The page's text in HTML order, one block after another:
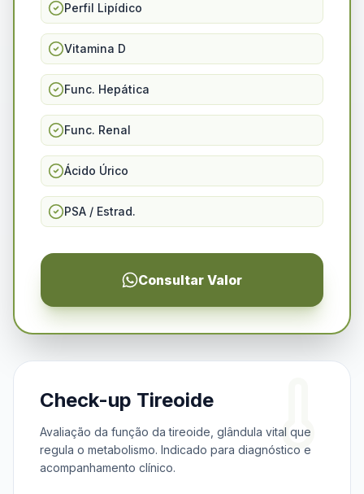
Perfil Lipídico
Vitamina D
Func. Hepática
Func. Renal
Ácido Úrico
PSA / Estrad.
Consultar Valor
Check-up Tireoide
Avaliação da função da tireoide, glândula vital que
regula o metabolismo. Indicado para diagnóstico e
acompanhamento clínico.